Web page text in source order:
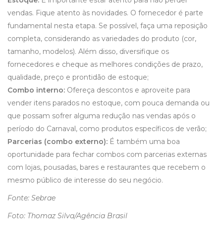
vendas. Fique atento às novidades. O fornecedor é parte
fundamental nesta etapa. Se possível, faça uma reposição
completa, considerando as variedades do produto (cor,
tamanho, modelos). Além disso, diversifique os
fornecedores e cheque as melhores condições de prazo,
qualidade, preço e prontidão de estoque;
Combo interno: Ofereça descontos e aproveite para
vender itens parados no estoque, com pouca demanda ou
que possam sofrer alguma redução nas vendas após o
período do Carnaval, como produtos específicos de verão;
Parcerias (combo externo): É também uma boa
oportunidade para fechar combos com parcerias externas
com lojas, pousadas, bares e restaurantes que recebem o
mesmo público de interesse do seu negócio.
Fonte: Sebrae
Foto: Thomaz Silva/Agência Brasil